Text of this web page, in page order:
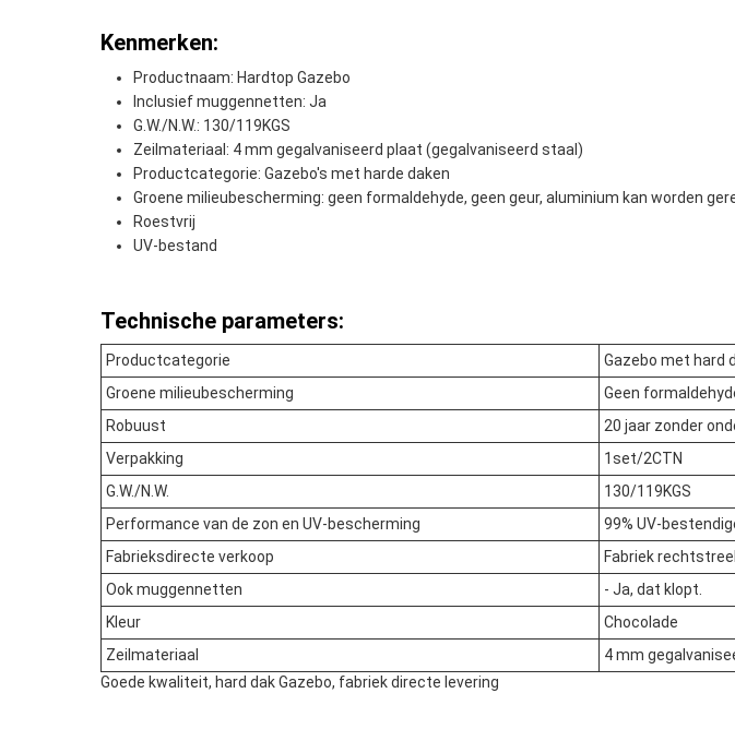
Kenmerken:
Productnaam: Hardtop Gazebo
Inclusief muggennetten: Ja
G.W./N.W.: 130/119KGS
Zeilmateriaal: 4 mm gegalvaniseerd plaat (gegalvaniseerd staal)
Productcategorie: Gazebo's met harde daken
Groene milieubescherming: geen formaldehyde, geen geur, aluminium kan worden
Roestvrij
UV-bestand
Technische parameters:
Productcategorie
Gazebo met hard
Groene milieubescherming
Geen
Robuust
20 jaar zonder
Verpakking
1set/2CTN
G.W./N.W.
130/119KGS
Performance van de zon en UV-bescherming
99% UV-
Fabrieksdirecte verkoop
Fabriek
Ook muggennetten
- Ja, dat klopt.
Kleur
Chocolade
Zeilmateriaal
4 mm
Goede kwaliteit, hard dak Gazebo, fabriek directe levering